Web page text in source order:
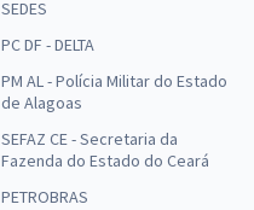
SEDES
PC DF - DELTA
PM AL - Polícia Militar do Estado
de Alagoas
SEFAZ CE - Secretaria da
Fazenda do Estado do Ceará
PETROBRAS